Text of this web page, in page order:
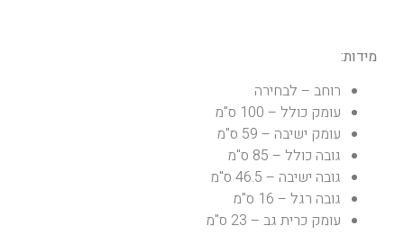
מידות:
רוחב – לבחירה
עומק כולל – 100 ס"מ
עומק ישיבה – 59 ס"מ
גובה כולל – 85 ס"מ
גובה ישיבה – 46.5 ס"מ
גובה רגל – 16 ס"מ
עומק כרית גב – 23 ס"מ